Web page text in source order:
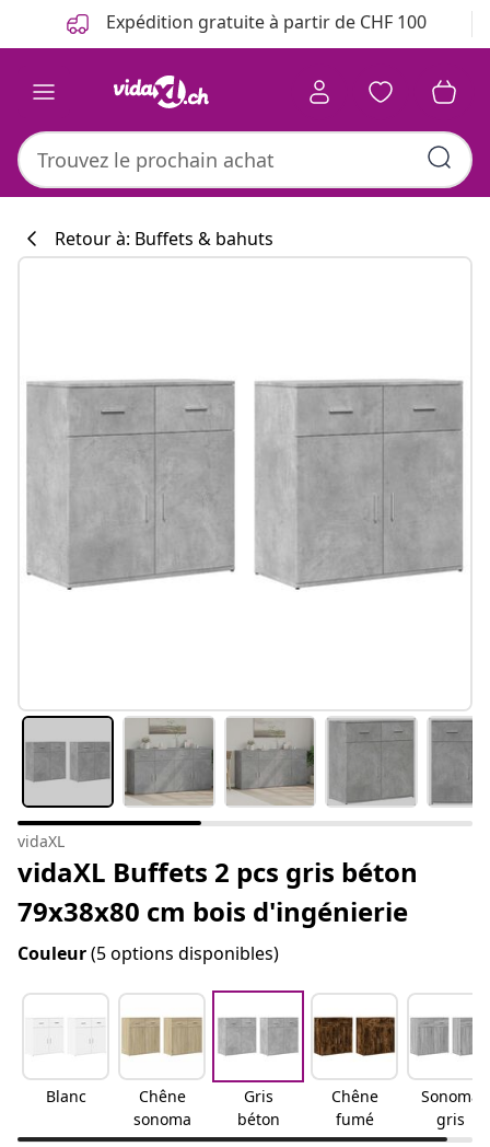
Précédent Expédition gratuite à partir de CHF 100
Retour à: Buffets & bahuts
vidaXL
vidaXL Buffets 2 pcs gris béton
79x38x80 cm bois d'ingénierie
Couleur(5 options disponibles)
Blanc
Chêne
sonoma
Gris
béton
Chêne
fumé
Sonoma
gris